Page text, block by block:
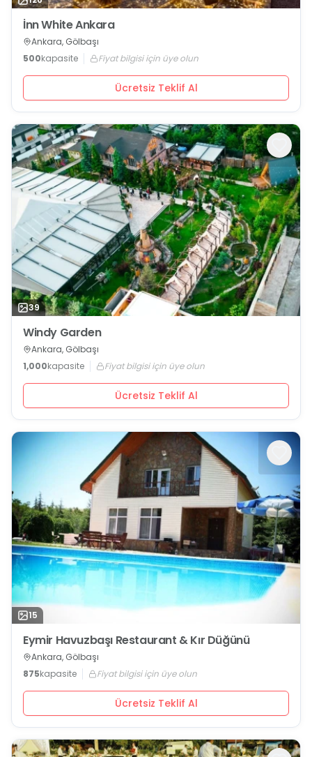
İnn White Ankara
Ankara, Gölbaşı
500kapasite Fiyat bilgisi için üye olun
Ücretsiz Teklif Al
39
Windy Garden
Ankara, Gölbaşı
1,000kapasite Fiyat bilgisi için üye olun
Ücretsiz Teklif Al
15
Eymir Havuzbaşı Restaurant & Kır Düğünü
Ankara, Gölbaşı
875kapasite Fiyat bilgisi için üye olun
Ücretsiz Teklif Al